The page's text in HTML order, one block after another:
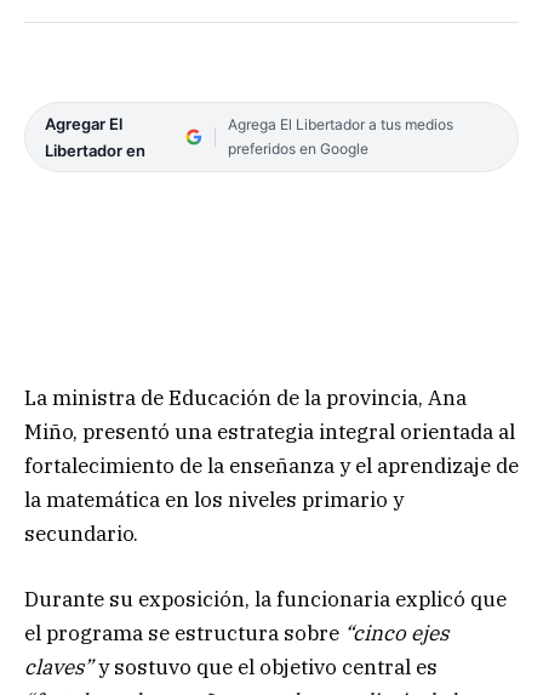
Agregar El
Libertador en
Agrega El Libertador a tus medios
preferidos en Google
La ministra de Educación de la provincia, Ana
Miño, presentó una estrategia integral orientada al
fortalecimiento de la enseñanza y el aprendizaje de
la matemática en los niveles primario y
secundario.
Durante su exposición, la funcionaria explicó que
el programa se estructura sobre “cinco ejes
claves”y sostuvo que el objetivo central es